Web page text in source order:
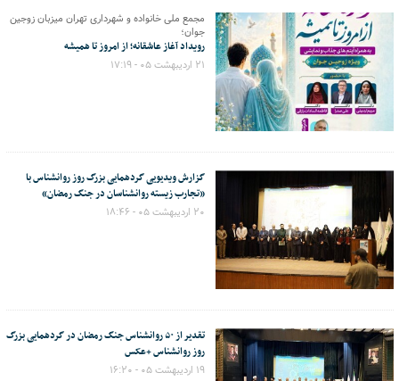
مجمع ملی خانواده و شهرداری تهران میزبان زوجین
جوان؛
رویداد آغاز عاشقانه؛ از امروز تا همیشه
۲۱ اردیبهشت ۰۵ - ۱۷:۱۹
گزارش ویدیویی گردهمایی بزرگ روز روانشناس با
«تجارب زیسته روانشناسان در جنگ رمضان»
۲۰ اردیبهشت ۰۵ - ۱۸:۴۶
تقدیر از ۵۰ روانشناس جنگ رمضان در گردهمایی بزرگ
روز روانشناس +عکس
۱۹ اردیبهشت ۰۵ - ۱۶:۲۰